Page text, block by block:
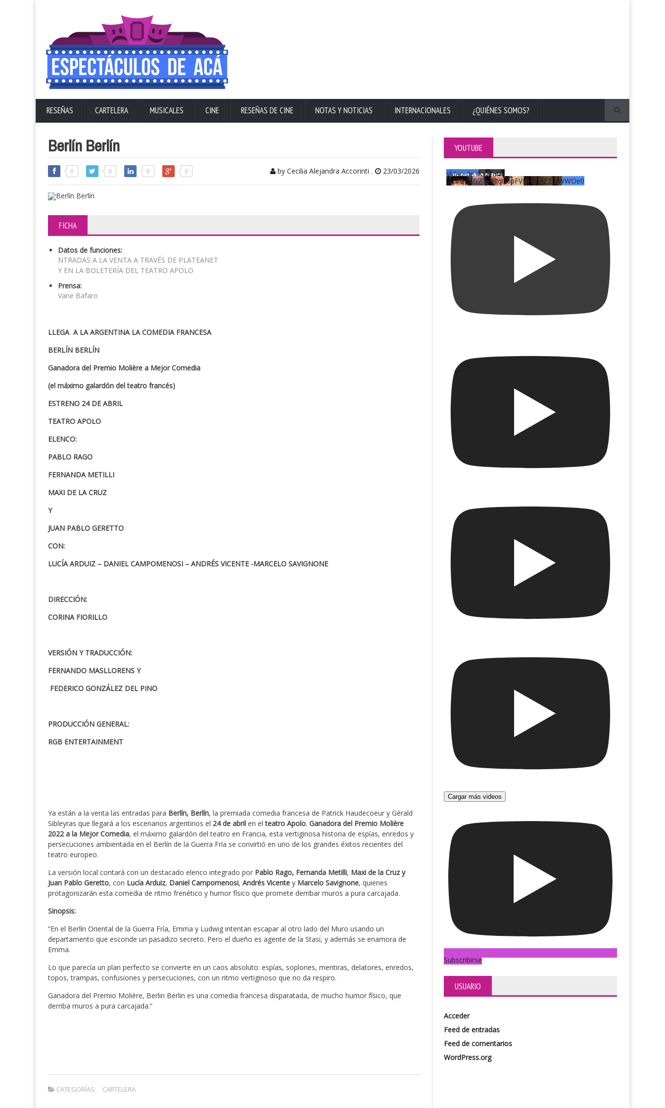
RESEÑAS CARTELERA MUSICALES CINE RESEÑAS DE CINE NOTAS Y NOTICIAS INTERNACIONALES ¿QUIÉNES SOMOS?
Berlín Berlín
0 0 0 0 by Cecilia Alejandra Accorinti , 23/03/2026
FICHA
Datos de funciones:
NTRADAS A LA VENTA A TRAVÉS DE PLATEANET
Y EN LA BOLETERÍA DEL TEATRO APOLO
Prensa:
Vane Bafaro
LLEGA A LA ARGENTINA LA COMEDIA FRANCESA
BERLÍN BERLÍN
Ganadora del Premio Molière a Mejor Comedia
(el máximo galardón del teatro francés)
ESTRENO 24 DE ABRIL
TEATRO APOLO
ELENCO:
PABLO RAGO
FERNANDA METILLI
MAXI DE LA CRUZ
Y
JUAN PABLO GERETTO
CON:
LUCÍA ARDUIZ – DANIEL CAMPOMENOSI – ANDRÉS VICENTE -MARCELO SAVIGNONE
DIRECCIÓN:
CORINA FIORILLO
VERSIÓN Y TRADUCCIÓN:
FERNANDO MASLLORENS Y
FEDERICO GONZÁLEZ DEL PINO
PRODUCCIÓN GENERAL:
RGB ENTERTAINMENT
Ya están a la venta las entradas para Berlín, Berlín, la premiada comedia francesa de Patrick Haudecoeur y Gérald
Sibleyras que llegará a los escenarios argentinos el 24 de abril en elteatro Apolo. Ganadora del Premio Molière
2022 a la Mejor Comedia, el máximo galardón del teatro en Francia, esta vertiginosa historia de espías, enredos y
persecuciones ambientada en el Berlín de la Guerra Fría se convirtió en uno de los grandes éxitos recientes del
teatro europeo.
La versión local contará con un destacado elenco integrado por Pablo Rago, Fernanda Metilli, Maxi de la Cruz y
Juan Pablo Geretto, con Lucía Arduiz, Daniel Campomenosi, Andrés Vicente y Marcelo Savignone, quienes
protagonizarán esta comedia de ritmo frenético y humor físico que promete derribar muros a pura carcajada.
Sinopsis:
“En el Berlín Oriental de la Guerra Fría, Emma y Ludwig intentan escapar al otro lado del Muro usando un
departamento que esconde un pasadizo secreto. Pero el dueño es agente de la Stasi, y además se enamora de
Emma.
Lo que parecía un plan perfecto se convierte en un caos absoluto: espías, soplones, mentiras, delatores, enredos,
topos, trampas, confusiones y persecuciones, con un ritmo vertiginoso que no da respiro.
Ganadora del Premio Molière, Berlin Berlin es una comedia francesa disparatada, de mucho humor físico, que
derriba muros a pura carcajada.”
CATEGORÍAS: CARTELERA
YOUTUBE
Vídeo de YouTube
UCKqYjiZi7lzy6gqU6pFVFiA_A3EZ9JWWOe0
Cargar más videos
Subscribirse
USUARIO
Acceder
Feed de entradas
Feed de comentarios
WordPress.org